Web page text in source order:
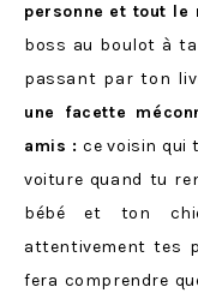
personne et tout le
boss au boulot à ta
passant par ton
une facette
amis : ce voisin qui
voiture quand tu
bébé et ton
attentivement tes
fera comprendre